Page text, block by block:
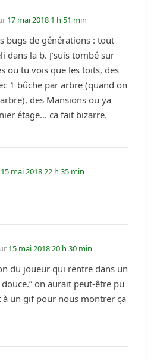
17 mai 2018 1 h 51 min
bugs de générations : tout
dans la b. J’suis tombé sur
ou tu vois que les toits, des
1 bûche par arbre (quand on
des Mansions ou ya
étage… ca fait bizarre.
15 mai 2018 22 h 35 min
15 mai 2018 20 h 30 min
du joueur qui rentre dans un
on aurait peut-être pu
un gif pour nous montrer ça